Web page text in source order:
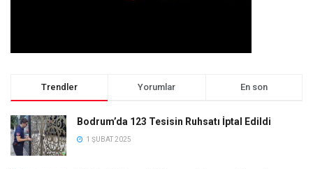
Trendler Yorumlar En son
Bodrum’da 123 Tesisin Ruhsatı İptal Edildi
1 ŞUBAT 2025